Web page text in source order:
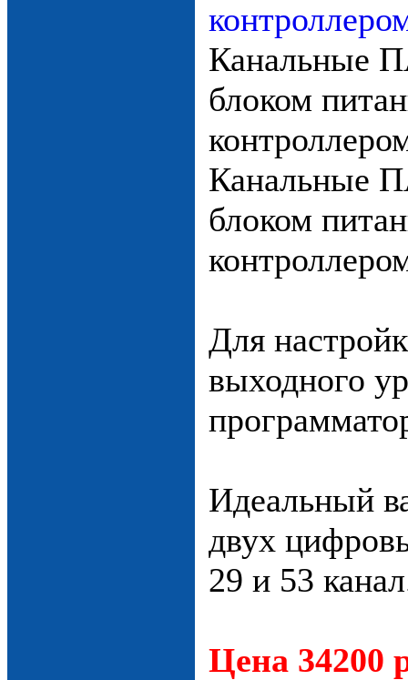
Канальные
блоком
Канальные
блоком
Для
выходного
Идеальный
двух
29 и 53
Цена 34200